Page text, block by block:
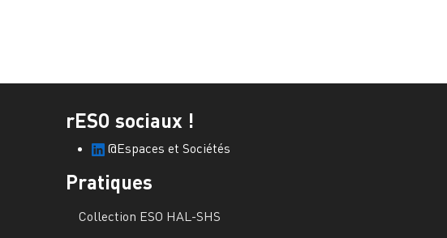
rESO sociaux !
@Espaces et Sociétés
Pratiques
Collection ESO HAL-SHS